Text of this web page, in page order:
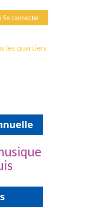
Se connecter
les quartiers